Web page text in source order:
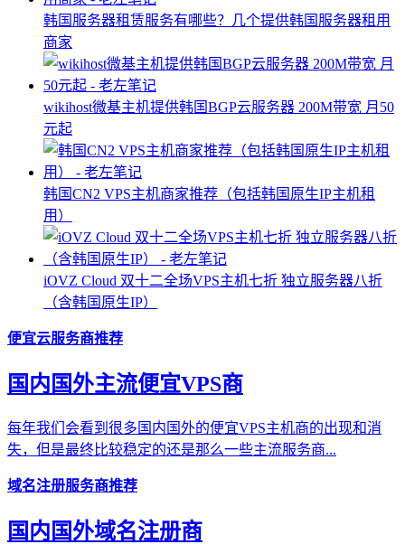
韩国服务器租赁服务有哪些？几个提供韩国服务器租用
商家
wikihost微基主机提供韩国BGP云服务器 200M带宽 月50
元起
韩国CN2 VPS主机商家推荐（包括韩国原生IP主机租
用）
iOVZ Cloud 双十二全场VPS主机七折 独立服务器八折
（含韩国原生IP）
便宜云服务商推荐
国内国外主流便宜VPS商
每年我们会看到很多国内国外的便宜VPS主机商的出现和消
失，但是最终比较稳定的还是那么一些主流服务商...
域名注册服务商推荐
国内国外域名注册商